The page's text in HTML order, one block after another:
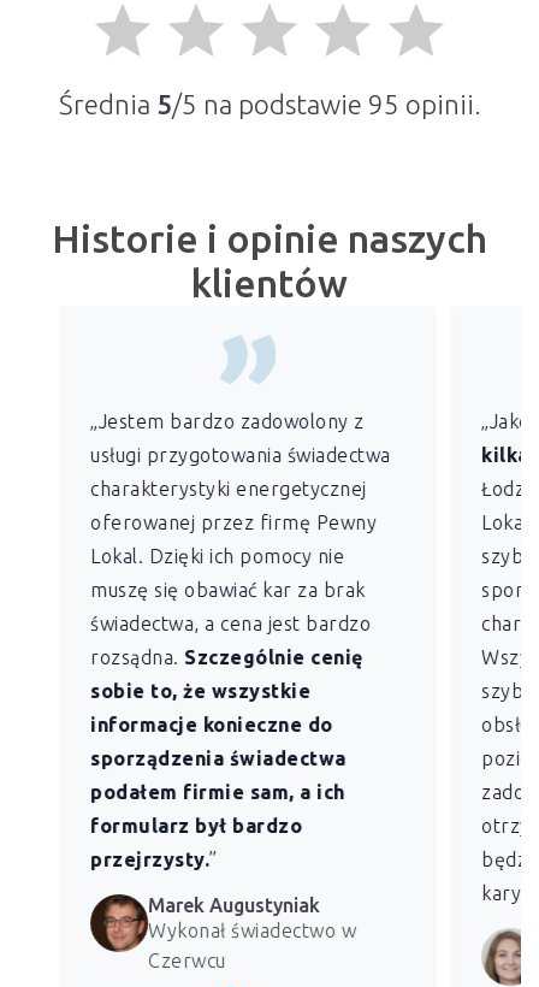
grade grade grade grade grade
Średnia 5/5 na podstawie 95 opinii.
Historie i opinie naszych
klientów
„Jestem bardzo zadowolony z
usługi przygotowania świadectwa
charakterystyki energetycznej
oferowanej przez firmę Pewny
Lokal. Dzięki ich pomocy nie
muszę się obawiać kar za brak
świadectwa, a cena jest bardzo
rozsądna. Szczególnie cenię
sobie to, że wszystkie
informacje konieczne do
sporządzenia świadectwa
podałem firmie sam, a ich
formularz był bardzo
przejrzysty.”
Marek Augustyniak
Wykonał świadectwo w
Czerwcu
„Jako
Łodzi)
Lokal
kary